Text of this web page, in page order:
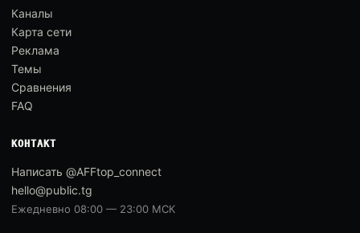
Каналы
Карта сети
Реклама
Темы
Сравнения
FAQ
КОНТАКТ
Написать @AFFtop_connect
hello@public.tg
Ежедневно 08:00 — 23:00 МСК